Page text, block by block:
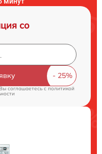
со
соглашаетесь cполитикой